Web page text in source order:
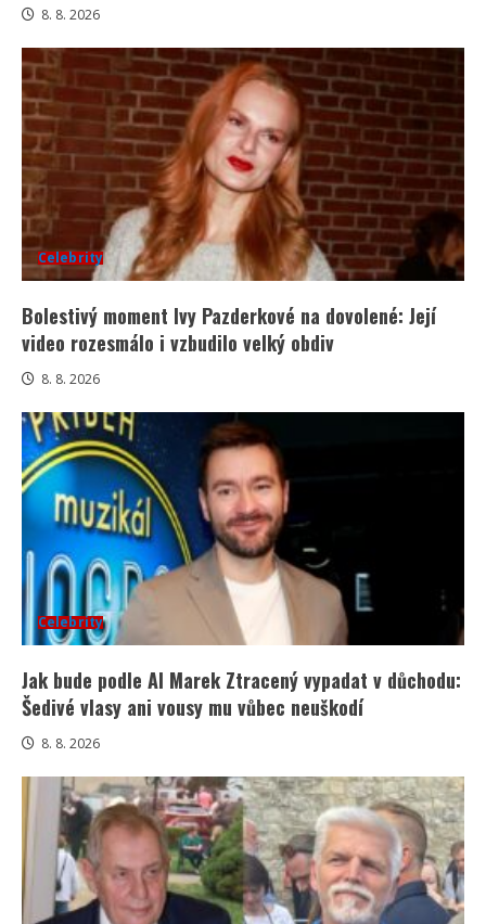
8. 8. 2026
Celebrity
Bolestivý moment Ivy Pazderkové na dovolené: Její
video rozesmálo i vzbudilo velký obdiv
8. 8. 2026
Celebrity
Jak bude podle AI Marek Ztracený vypadat v důchodu:
Šedivé vlasy ani vousy mu vůbec neuškodí
8. 8. 2026